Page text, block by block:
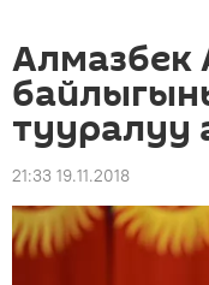
Алмазбек
тууралуу
21:33 19.11.2018